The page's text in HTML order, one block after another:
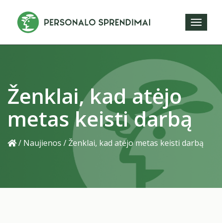
Toggle
Ženklai, kad atėjo
metas keisti darbą
/ Naujienos /Ženklai, kad atėjo metas keisti darbą